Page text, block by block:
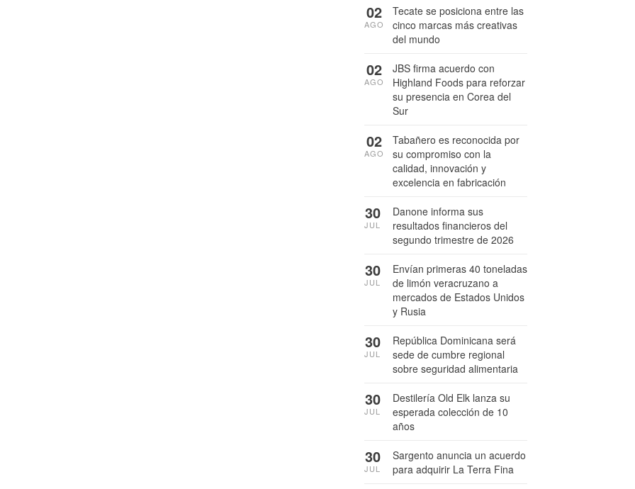
Tecate se posiciona entre las
cinco marcas más creativas
del mundo
02
AGO
JBS firma acuerdo con
Highland Foods para reforzar
su presencia en Corea del
Sur
02
AGO
Tabañero es reconocida por
su compromiso con la
calidad, innovación y
excelencia en fabricación
02
AGO
Danone informa sus
resultados financieros del
segundo trimestre de 2026
30
JUL
Envían primeras 40 toneladas
de limón veracruzano a
mercados de Estados Unidos
y Rusia
30
JUL
República Dominicana será
sede de cumbre regional
sobre seguridad alimentaria
30
JUL
Destilería Old Elk lanza su
esperada colección de 10
años
30
JUL
Sargento anuncia un acuerdo
para adquirir La Terra Fina
30
JUL